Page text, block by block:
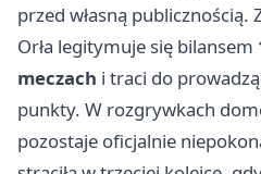
przed własną publicznością.
Orła legitymuje się bilansem
meczach i traci do
punkty. W rozgrywkach
pozostaje oficjalnie